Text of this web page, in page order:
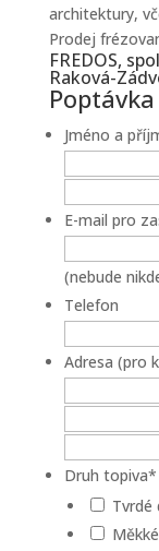
architektury,
Prodej
FREDOS,
Raková-
Jméno a
E-mail pro
(nebude
Telefon
Adresa (pro
Druh topiva*
Tvrdé